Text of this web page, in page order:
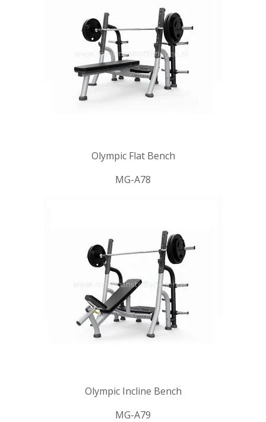
Olympic Flat Bench
MG-A78
Olympic Incline Bench
MG-A79